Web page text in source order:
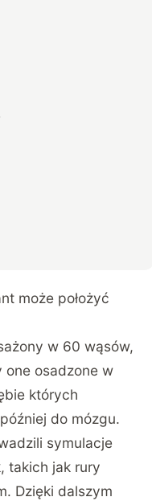
może położyć
w 60 wąsów,
one osadzone w
których
do mózgu.
symulacje
takich jak rury
Dzięki dalszym